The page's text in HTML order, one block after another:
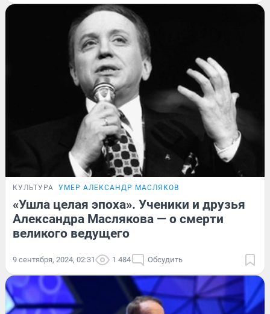
КУЛЬТУРА УМЕР АЛЕКСАНДР МАСЛЯКОВ
«Ушла целая эпоха». Ученики и друзья
Александра Маслякова — о смерти
великого ведущего
9 сентября, 2024, 02:31 1 484 Обсудить